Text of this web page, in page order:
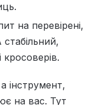
на перевірені,
кросоверів.
інструмент,
на вас. Тут